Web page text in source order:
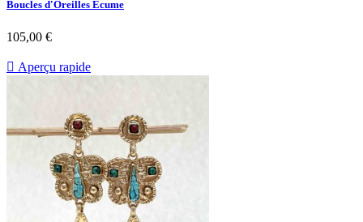
Boucles d'Oreilles Ecume
Prix
105,00 €
 Aperçu rapide